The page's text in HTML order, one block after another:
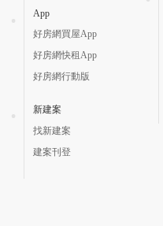
App
好房網買屋App
好房網快租App
好房網行動版
新建案
找新建案
建案刊登